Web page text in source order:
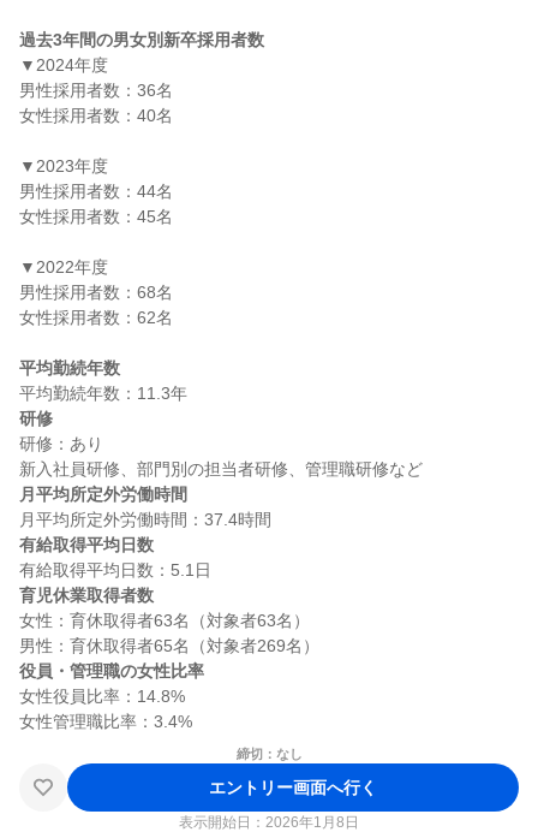
過去3年間の男女別新卒採用者数
▼2024年度
男性採用者数：36名
女性採用者数：40名
▼2023年度
男性採用者数：44名
女性採用者数：45名
▼2022年度
男性採用者数：68名
女性採用者数：62名
平均勤続年数
研修
研修：あり
月平均所定外労働時間
有給取得平均日数
育児休業取得者数
女性：育休取得者63名（対象者63名）
役員・管理職の女性比率
女性役員比率：14.8%
締切：なし
エントリー画面へ行く
表示開始日：2026年1月8日